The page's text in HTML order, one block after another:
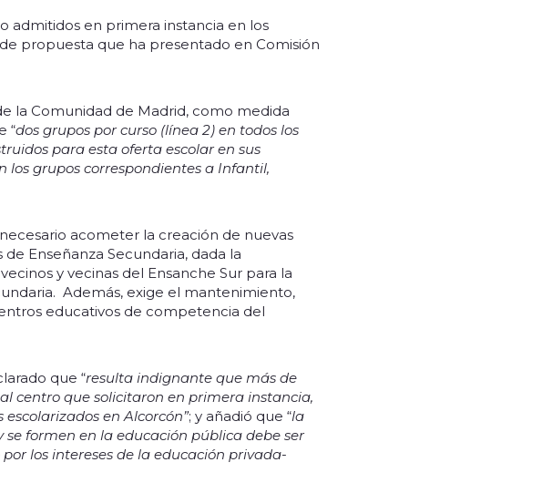
admitidos en primera instancia en los
propuesta que ha presentado en Comisión
la Comunidad de Madrid, como medida
“dos grupos por curso (línea 2) en todos los
para esta oferta escolar en sus
los grupos correspondientes a Infantil,
acometer la creación de nuevas
Enseñanza Secundaria, dada la
y vecinas del Ensanche Sur para la
Además, exige el mantenimiento,
educativos de competencia del
que “resulta indignante que más de
centro que solicitaron en primera instancia,
escolarizados en Alcorcón”; y añadió que “la
formen en la educación pública debe ser
los intereses de la educación privada-